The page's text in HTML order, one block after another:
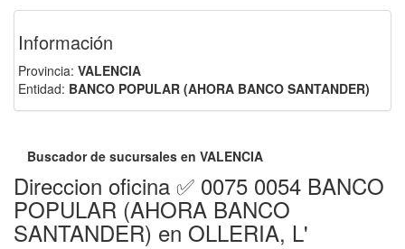
Información
Provincia: VALENCIA
Entidad: BANCO POPULAR (AHORA BANCO SANTANDER)
Buscador de sucursales en VALENCIA
Direccion oficina ✅ 0075 0054 BANCO
POPULAR (AHORA BANCO
SANTANDER) en OLLERIA, L'